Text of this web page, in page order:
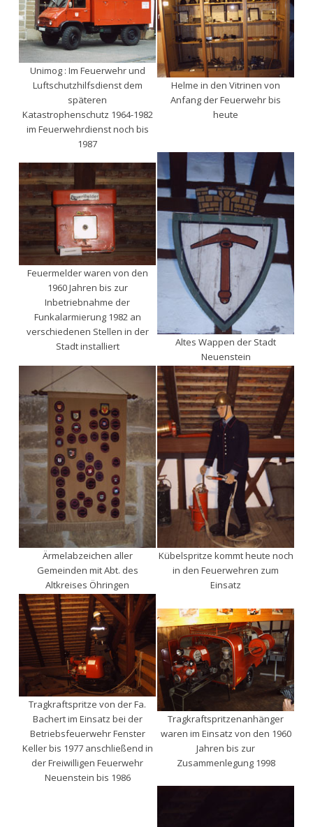
Unimog : Im Feuerwehr und
Luftschutzhilfsdienst dem
späteren
Katastrophenschutz 1964-1982
im Feuerwehrdienst noch bis
1987
Helme in den Vitrinen von
Anfang der Feuerwehr bis
heute
Feuermelder waren von den
1960 Jahren bis zur
Inbetriebnahme der
Funkalarmierung 1982 an
verschiedenen Stellen in der
Stadt installiert
Altes Wappen der Stadt
Neuenstein
Ärmelabzeichen aller
Gemeinden mit Abt. des
Altkreises Öhringen
Kübelspritze kommt heute noch
in den Feuerwehren zum
Einsatz
Tragkraftspritze von der Fa.
Bachert im Einsatz bei der
Betriebsfeuerwehr Fenster
Keller bis 1977 anschließend in
der Freiwilligen Feuerwehr
Neuenstein bis 1986
Tragkraftspritzenanhänger
waren im Einsatz von den 1960
Jahren bis zur
Zusammenlegung 1998